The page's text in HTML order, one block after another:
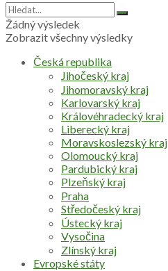
Žádný výsledek
Zobrazit všechny výsledky
Česká republika
Jihočeský kraj
Jihomoravský kraj
Karlovarský kraj
Královéhradecký kraj
Liberecký kraj
Moravskoslezský kraj
Olomoucký kraj
Pardubický kraj
Plzeňský kraj
Praha
Středočeský kraj
Ústecký kraj
Vysočina
Zlínský kraj
Evropské státy